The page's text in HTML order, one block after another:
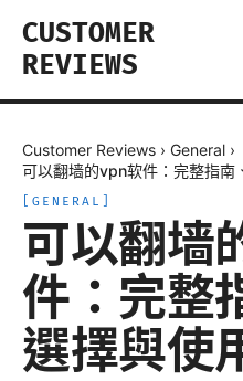
CUSTOMER
REVIEWS
Customer Reviews › General ›
可以翻墙的vpn软件：完整指南
GENERAL
可以翻墙
件：完整
選擇與使